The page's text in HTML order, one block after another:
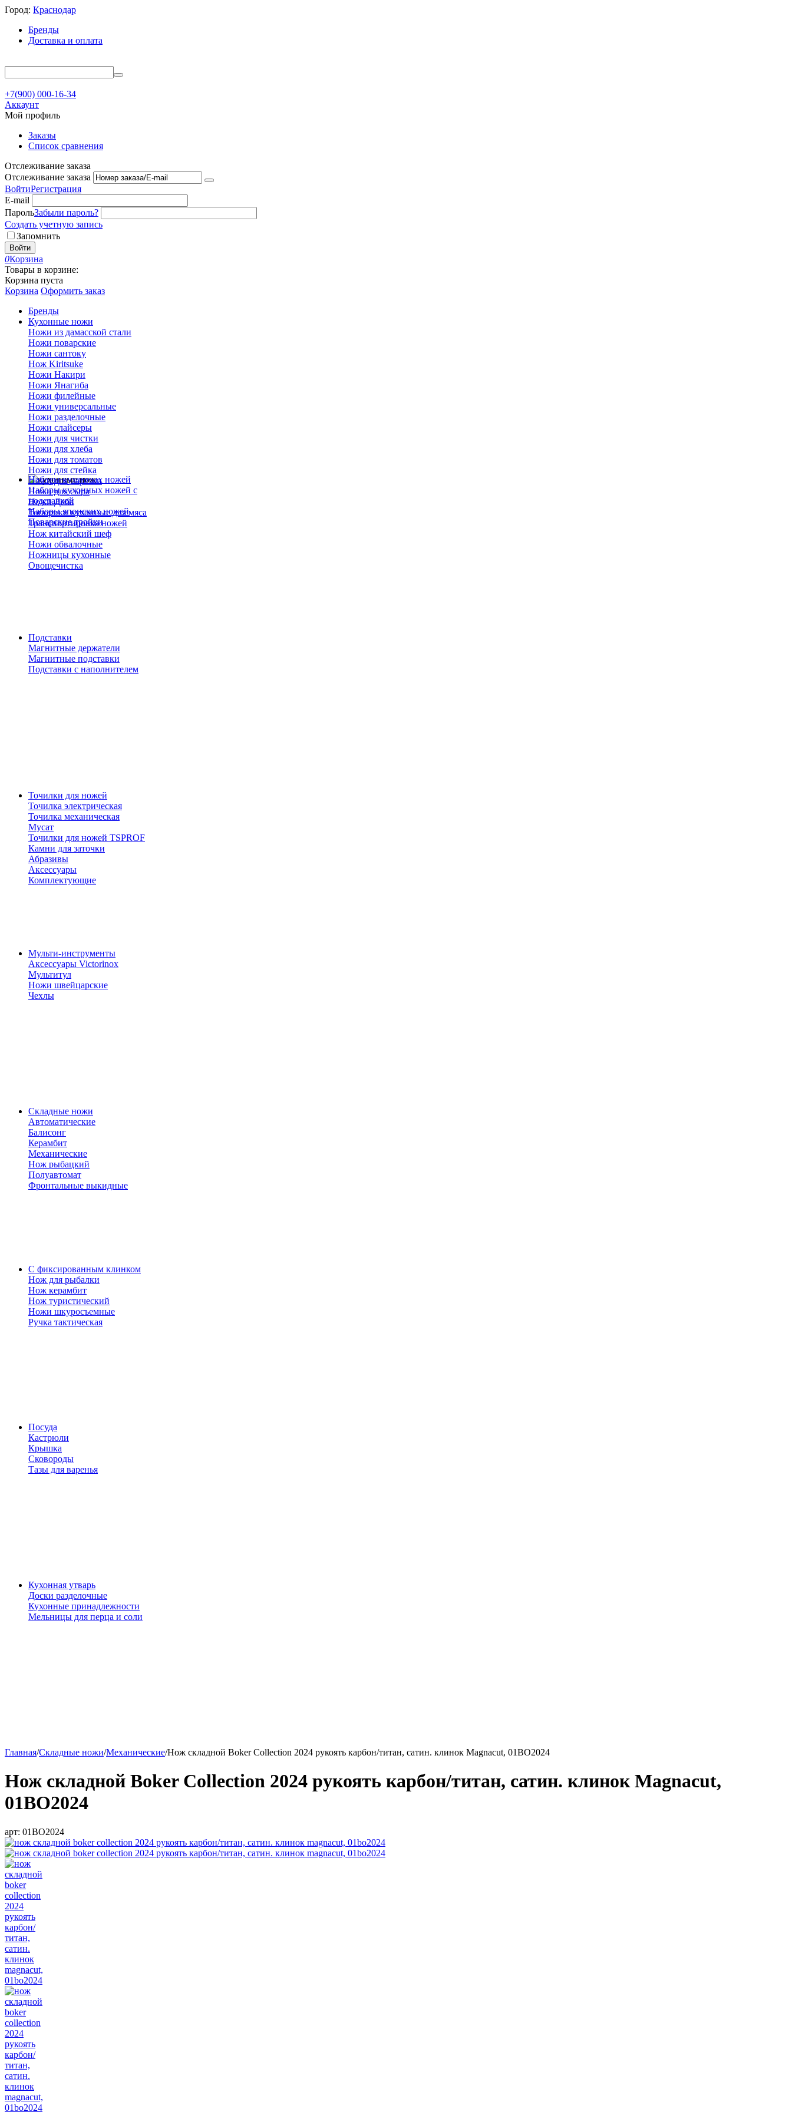
Город: Краснодар
Бренды
Доставка и оплата
+7(900) 000-16-34
Аккаунт
Мой профиль
Заказы
Список сравнения
Отслеживание заказа
Отслеживание заказа
ВойтиРегистрация
E-mail
ПарольЗабыли пароль?
Создать учетную запись
Запомнить
Войти
0Корзина
Товары в корзине:
Корзина пуста
Корзина Оформить заказ
Бренды
Кухонные ножи
Ножи из дамасской стали
Ножи поварские
Ножи сантоку
Нож Kiritsuke
Ножи Накири
Ножи Янагиба
Ножи филейные
Ножи универсальные
Ножи разделочные
Ножи слайсеры
Ножи для чистки
Ножи для хлеба
Ножи для томатов
Ножи для стейка
Ножи для нарезки
Ножи для сыра
Ножи Деба
Топорики кухонные для мяса
Транспортировка ножей
Нож китайский шеф
Ножи обвалочные
Ножницы кухонные
Овощечистка
Наборы кухонных ножей
Наборы кухонных ножей с
подставкой
Наборы японских ножей
Поварские тройки
Подставки
Магнитные держатели
Магнитные подставки
Подставки с наполнителем
Точилки для ножей
Точилка электрическая
Точилка механическая
Мусат
Точилки для ножей TSPROF
Камни для заточки
Абразивы
Аксессуары
Комплектующие
Мульти-инструменты
Аксессуары Victorinox
Мультитул
Ножи швейцарские
Чехлы
Складные ножи
Автоматические
Балисонг
Керамбит
Механические
Нож рыбацкий
Полуавтомат
Фронтальные выкидные
С фиксированным клинком
Нож для рыбалки
Нож керамбит
Нож туристический
Ножи шкуросъемные
Ручка тактическая
Посуда
Кастрюли
Крышка
Сковороды
Тазы для варенья
Кухонная утварь
Доски разделочные
Кухонные принадлежности
Мельницы для перца и соли
Главная/Складные ножи/Механические/Нож складной Boker Collection 2024 рукоять карбон/титан, сатин. клинок Magnacut, 01BO2024
Нож складной Boker Collection 2024 рукоять карбон/титан, сатин. клинок Magnacut,
01BO2024
арт: 01BO2024